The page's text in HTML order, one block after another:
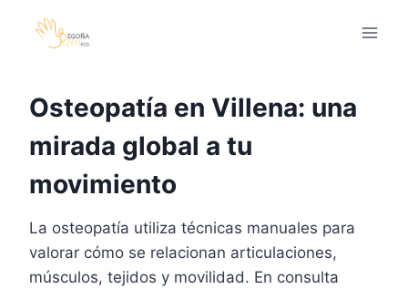
Osteopatía en Villena: una
mirada global a tu
movimiento
La osteopatía utiliza técnicas manuales para
valorar cómo se relacionan articulaciones,
músculos, tejidos y movilidad. En consulta